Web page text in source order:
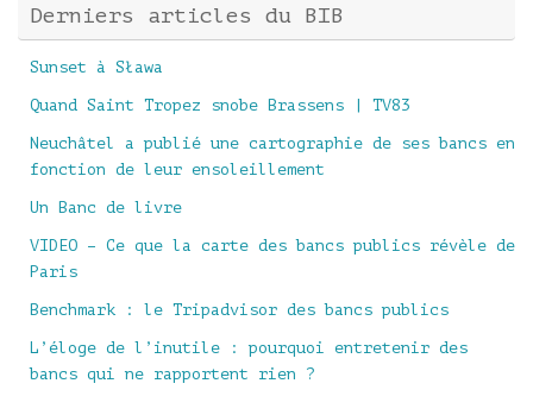
Derniers articles du BIB
Sunset à Sława
Quand Saint Tropez snobe Brassens | TV83
Neuchâtel a publié une cartographie de ses bancs en
fonction de leur ensoleillement
Un Banc de livre
VIDEO – Ce que la carte des bancs publics révèle de
Paris
Benchmark : le Tripadvisor des bancs publics
L’éloge de l’inutile : pourquoi entretenir des
bancs qui ne rapportent rien ?